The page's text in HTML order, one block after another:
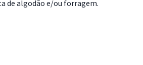
de algodão e/ou forragem.